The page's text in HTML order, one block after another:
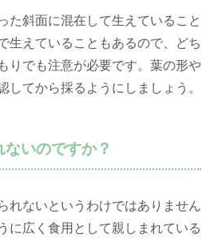
た斜面に混在して生えていること
生えていることもあるので、どち
りでも注意が必要です。葉の形や
してから採るようにしましょう。
いのですか？
れないというわけではありません
に広く食用として親しまれている